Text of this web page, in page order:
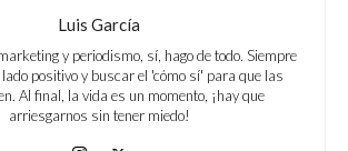
Luis García
y periodismo, sí, hago de todo. Siempre
lado positivo y buscar el 'cómo sí' para que las
Al final, la vida es un momento, ¡hay que
arriesgarnos sin tener miedo!